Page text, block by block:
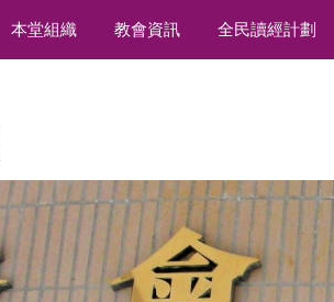
本堂組織 教會資訊 全民讀經計劃